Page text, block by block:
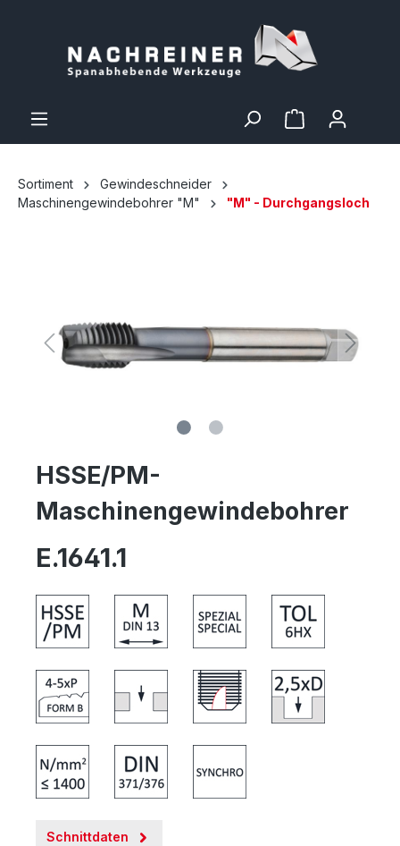
Sortiment
Gewindeschneider
Maschinengewindebohrer "M"
"M" - Durchgangsloch
HSSE/PM-
Maschinengewindebohrer
E.1641.1
Schnittdaten